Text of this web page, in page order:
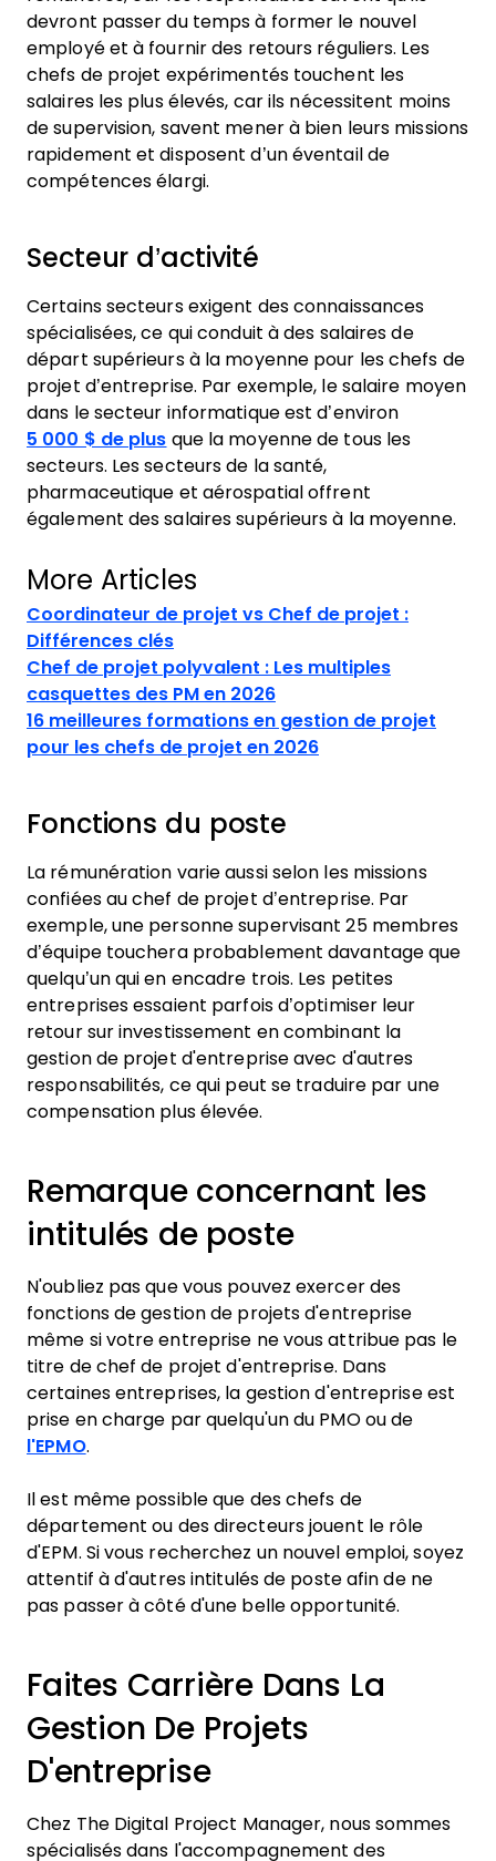
devront passer du temps à former le nouvel
employé et à fournir des retours réguliers. Les
chefs de projet expérimentés touchent les
salaires les plus élevés, car ils nécessitent moins
de supervision, savent mener à bien leurs missions
rapidement et disposent d’un éventail de
compétences élargi.
Secteur d’activité
Certains secteurs exigent des connaissances
spécialisées, ce qui conduit à des salaires de
départ supérieurs à la moyenne pour les chefs de
projet d’entreprise. Par exemple, le salaire moyen
dans le secteur informatique est d’environ
5 000 $ de plus que la moyenne de tous les
secteurs. Les secteurs de la santé,
pharmaceutique et aérospatial offrent
également des salaires supérieurs à la moyenne.
More Articles
Coordinateur de projet vs Chef de projet :
Différences clés
Chef de projet polyvalent : Les multiples
casquettes des PM en 2026
16 meilleures formations en gestion de projet
pour les chefs de projet en 2026
Fonctions du poste
La rémunération varie aussi selon les missions
confiées au chef de projet d’entreprise. Par
exemple, une personne supervisant 25 membres
d’équipe touchera probablement davantage que
quelqu’un qui en encadre trois. Les petites
entreprises essaient parfois d’optimiser leur
retour sur investissement en combinant la
gestion de projet d'entreprise avec d'autres
responsabilités, ce qui peut se traduire par une
compensation plus élevée.
Remarque concernant les
intitulés de poste
N'oubliez pas que vous pouvez exercer des
fonctions de gestion de projets d'entreprise
même si votre entreprise ne vous attribue pas le
titre de chef de projet d'entreprise. Dans
certaines entreprises, la gestion d'entreprise est
prise en charge par quelqu'un du PMO ou de
l'EPMO.
Il est même possible que des chefs de
département ou des directeurs jouent le rôle
d'EPM. Si vous recherchez un nouvel emploi, soyez
attentif à d'autres intitulés de poste afin de ne
pas passer à côté d'une belle opportunité.
Faites Carrière Dans La
Gestion De Projets
D'entreprise
Chez The Digital Project Manager, nous sommes
spécialisés dans l'accompagnement des